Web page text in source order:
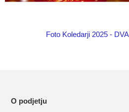
Foto Koledarji 2025 -
O podjetju